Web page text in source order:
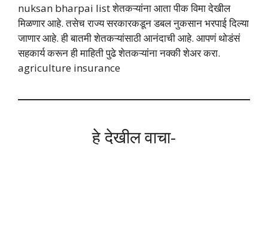
nuksan bharpai list शेतकऱ्यांना आता पीक विमा देखील
मिळणार आहे. तसेच राज्य सरकारकडून डबल नुकसान भरपाई दिल्या
जाणार आहे. ही बातमी शेतकऱ्यांसाठी आनंदाची आहे. आपणं थोडंसं
सहकार्य करून ही माहिती पुढे शेतकऱ्यांना नक्की शेअर करा.
agriculture insurance
हे देखील वाचा-